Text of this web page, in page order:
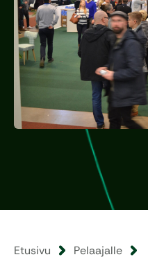
Etusivu
Pelaajalle